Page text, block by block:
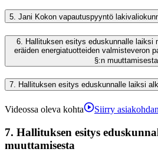
5. Jani Kokon vapautuspyyntö
6. Hallituksen esitys eduskunnalle laiksi
eräiden energiatuotteiden valmisteveron
§:n muuttamisesta
7. Hallituksen esitys eduskunnalle laiksi
Videossa oleva kohta Siirry
7. Hallituksen esitys
muuttamisesta